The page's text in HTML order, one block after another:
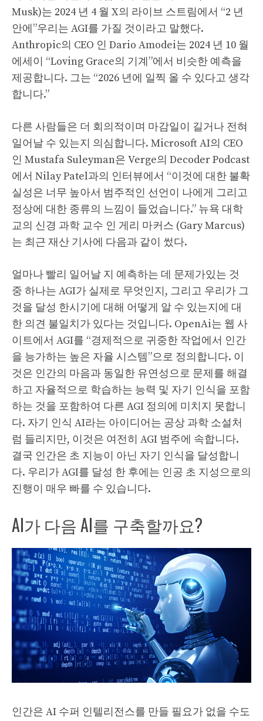
Musk)는 2024 년 4 월 X의 라이브 스트림에서 “2 년
안에”우리는 AGI를 가질 것이라고 말했다.
Anthropic의 CEO 인 Dario Amodei는 2024 년 10 월
에세이 “Loving Grace의 기계”에서 비슷한 예측을
제공합니다. 그는 “2026 년에 일찍 올 수 있다고 생각
합니다.”
다른 사람들은 더 회의적이며 마감일이 길거나 전혀
일어날 수 있는지 의심합니다. Microsoft AI의 CEO
인 Mustafa Suleyman은 Verge의 Decoder Podcast
에서 Nilay Patel과의 인터뷰에서 “이것에 대한 불확
실성은 너무 높아서 범주적인 선언이 나에게 그리고
정상에 대한 종류의 느낌이 들었습니다.” 뉴욕 대학
교의 신경 과학 교수 인 게리 마커스 (Gary Marcus)
는 최근 재산 기사에 다음과 같이 썼다.
얼마나 빨리 일어날 지 예측하는 데 문제가있는 것
중 하나는 AGI가 실제로 무엇인지, 그리고 우리가 그
것을 달성 한시기에 대해 어떻게 알 수 있는지에 대
한 의견 불일치가 있다는 것입니다. OpenAi는 웹 사
이트에서 AGI를 “경제적으로 귀중한 작업에서 인간
을 능가하는 높은 자율 시스템”으로 정의합니다. 이
것은 인간의 마음과 동일한 유연성으로 문제를 해결
하고 자율적으로 학습하는 능력 및 자기 인식을 포함
하는 것을 포함하여 다른 AGI 정의에 미치지 못합니
다. 자기 인식 AI라는 아이디어는 공상 과학 소설처
럼 들리지만, 이것은 여전히 ​​AGI 범주에 속합니다.
결국 인간은 초 지능이 아닌 자기 인식을 달성합니
다. 우리가 AGI를 달성 한 후에는 인공 초 지성으로의
진행이 매우 빠를 수 있습니다.
AI가 다음 AI를 구축할까요?
인간은 AI 수퍼 인텔리전스를 만들 필요가 없을 수도